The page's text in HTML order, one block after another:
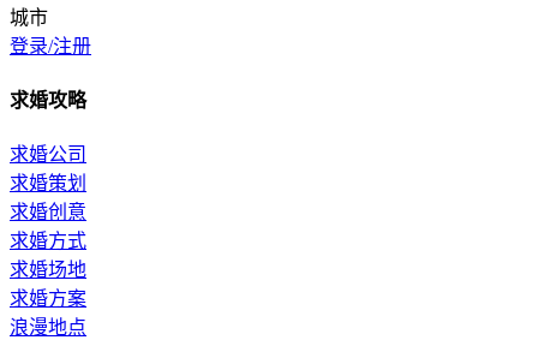
城市
登录/注册
求婚攻略
求婚公司
求婚策划
求婚创意
求婚方式
求婚场地
求婚方案
浪漫地点